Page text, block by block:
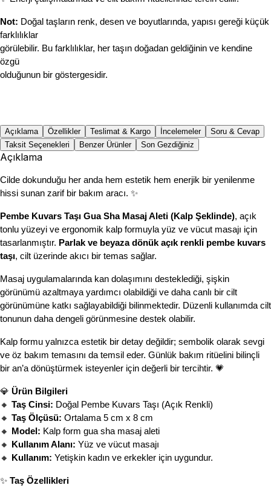
Not: Doğal taşların renk, desen ve boyutlarında, yapısı gereği küçük
farklılıklar
görülebilir. Bu farklılıklar, her taşın doğadan geldiğinin ve kendine
özgü
olduğunun bir göstergesidir.
Açıklama Özellikler Teslimat & Kargo İncelemeler
Soru & Cevap
Taksit Seçenekleri
Benzer Ürünler Son Gezdiğiniz
Açıklama
Cilde dokunduğu her anda hem estetik hem enerjik bir yenilenme
hissi sunan zarif bir bakım aracı. ✨
Pembe Kuvars Taşı Gua Sha Masaj Aleti (Kalp Şeklinde), açık
tonlu yüzeyi ve ergonomik kalp formuyla yüz ve vücut masajı için
tasarlanmıştır. Parlak ve beyaza dönük açık renkli pembe kuvars
taşı, cilt üzerinde akıcı bir temas sağlar.
Masaj uygulamalarında kan dolaşımını desteklediği, şişkin
görünümü azaltmaya yardımcı olabildiği ve daha canlı bir cilt
görünümüne katkı sağlayabildiği bilinmektedir. Düzenli kullanımda cilt
tonunun daha dengeli görünmesine destek olabilir.
Kalp formu yalnızca estetik bir detay değildir; sembolik olarak sevgi
ve öz bakım temasını da temsil eder. Günlük bakım ritüelini bilinçli
bir an’a dönüştürmek isteyenler için değerli bir tercihtir. 💗
💎 Ürün Bilgileri
🔸 Taş Cinsi: Doğal Pembe Kuvars Taşı (Açık Renkli)
🔸 Taş Ölçüsü: Ortalama 5 cm x 8 cm
🔸
Model: Kalp form gua sha masaj aleti
🔸
Kullanım Alanı: Yüz ve vücut masajı
🔸
Kullanım: Yetişkin kadın ve erkekler için uygundur.
✨ Taş Özellikleri